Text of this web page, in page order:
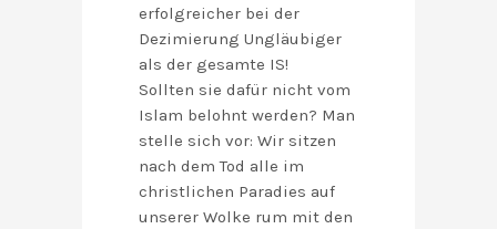
erfolgreicher bei der
Dezimierung Ungläubiger
als der gesamte IS!
Sollten sie dafür nicht vom
Islam belohnt werden? Man
stelle sich vor: Wir sitzen
nach dem Tod alle im
christlichen Paradies auf
unserer Wolke rum mit den